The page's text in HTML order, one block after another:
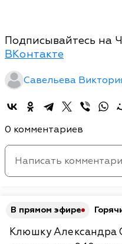
Подписывайтесь на
ВКонтакте
Савельева
0 комментариев
В прямом эфире
Клюшку Александра